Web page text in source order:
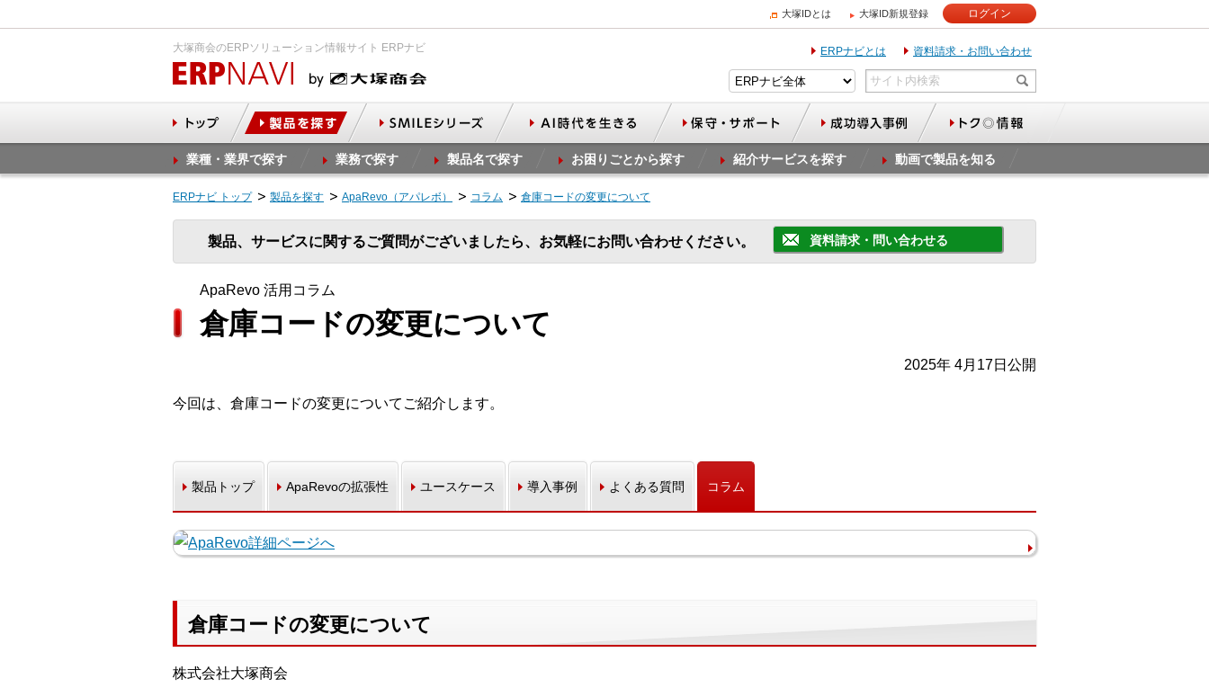
大塚IDとは 大塚ID新規登録 ログイン
大塚商会のERPソリューション情報サイト ERPナビ ERPナビとは 資料請求・お問い合わせ
業種・業界で探す 業務で探す 製品名で探す お困りごとから探す 紹介サービスを探す 動画で製品を知る
ERPナビ トップ 製品を探す ApaRevo（アパレボ） コラム 倉庫コードの変更について
製品、サービスに関するご質問がございましたら、お気軽にお問い合わせください。 資料請求・問い合わせる
ApaRevo 活用コラム
倉庫コードの変更について
2025年 4月17日公開
今回は、倉庫コードの変更についてご紹介します。
製品トップ ApaRevoの拡張性 ユースケース 導入事例 よくある質問 コラム
倉庫コードの変更について
株式会社大塚商会